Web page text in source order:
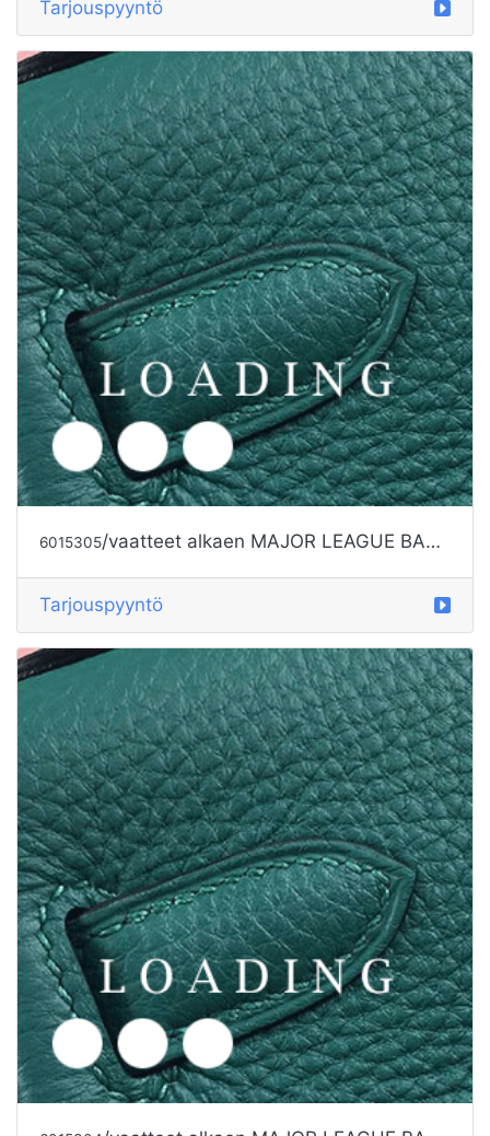
6015305/vaatteet alkaen MAJOR LEAGUE BASEBALL
Tarjouspyyntö
6015304/vaatteet alkaen MAJOR LEAGUE BASEBALL
Tarjouspyyntö